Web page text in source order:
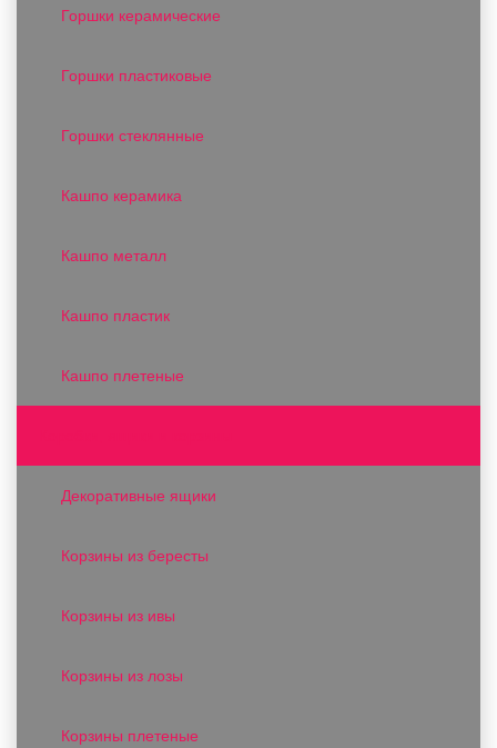
Горшки керамические
Горшки пластиковые
Горшки стеклянные
Кашпо керамика
Кашпо металл
Кашпо пластик
Кашпо плетеные
Декоративные ящики
Корзины из бересты
Корзины из ивы
Корзины из лозы
Корзины плетеные